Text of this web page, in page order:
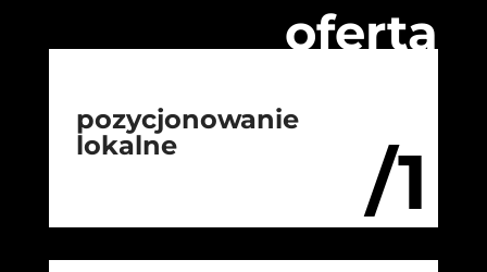
oferta
/1
pozycjonowanie
lokalne